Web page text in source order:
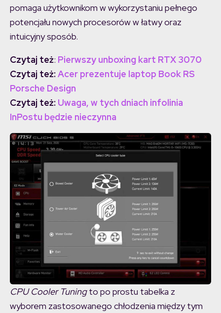
pomaga użytkownikom w wykorzystaniu pełnego
potencjału nowych procesorów w łatwy oraz
intuicyjny sposób.
Czytaj też: Pierwszy unboxing kart RTX 3070
Czytaj też: Acer prezentuje laptop Book RS
Porsche Design
Czytaj też: Uwaga, w tych dniach infolinia
InPostu będzie nieczynna
CPU Cooler Tuningto po prostu tabelka z
wyborem zastosowanego chłodzenia między tym